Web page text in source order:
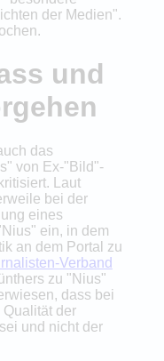
der Medien".
und
das
von Ex-"Bild"-
Laut
bei der
eines
ein, in dem
an dem Portal zu
Verband
zu "Nius"
dass bei
der
und nicht der